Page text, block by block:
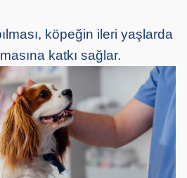
köpeğin ileri yaşlarda
katkı sağlar.